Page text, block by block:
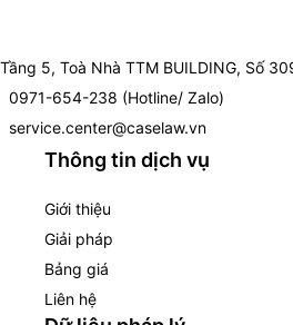
Tầng 5, Toà Nhà TTM BUILDING, Số
0971-654-238 (Hotline/ Zalo)
service.center@caselaw.vn
Thông tin dịch vụ
Giới thiệu
Giải pháp
Bảng giá
Liên hệ